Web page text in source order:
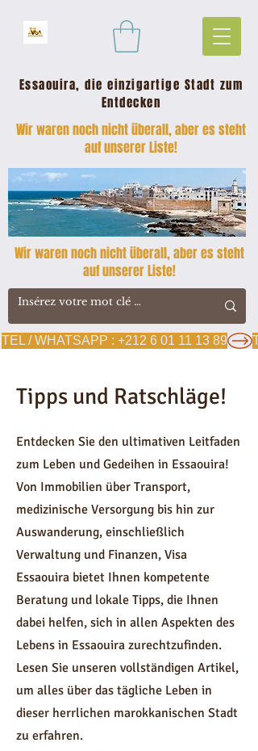
Essaouira, die einzigartige Stadt zum
Entdecken
Wir waren noch nicht überall, aber es steht
auf unserer Liste!
TEL / WHATSAPP : +212 6 01 11 13 89
Wir waren noch nicht überall, aber es steht
auf unserer Liste!
Tipps und Ratschläge!
Entdecken Sie den ultimativen Leitfaden
zum Leben und Gedeihen in Essaouira!
Von Immobilien über Transport,
medizinische Versorgung bis hin zur
Auswanderung, einschließlich
Verwaltung und Finanzen, Visa
Essaouira bietet Ihnen kompetente
Beratung und lokale Tipps, die Ihnen
dabei helfen, sich in allen Aspekten des
Lebens in Essaouira zurechtzufinden.
Lesen Sie unseren vollständigen Artikel,
um alles über das tägliche Leben in
dieser herrlichen marokkanischen Stadt
zu erfahren.